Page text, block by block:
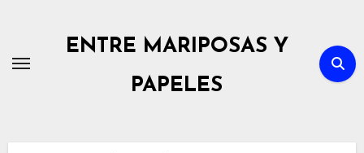
contenido
ENTRE MARIPOSAS Y
PAPELES